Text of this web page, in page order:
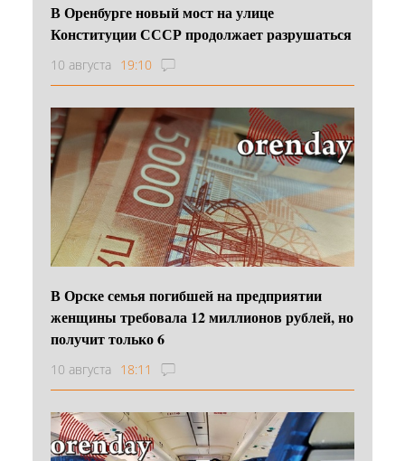
В Оренбурге новый мост на улице
Конституции СССР продолжает разрушаться
10 августа 19:10
В Орске семья погибшей на предприятии
женщины требовала 12 миллионов рублей, но
получит только 6
10 августа 18:11